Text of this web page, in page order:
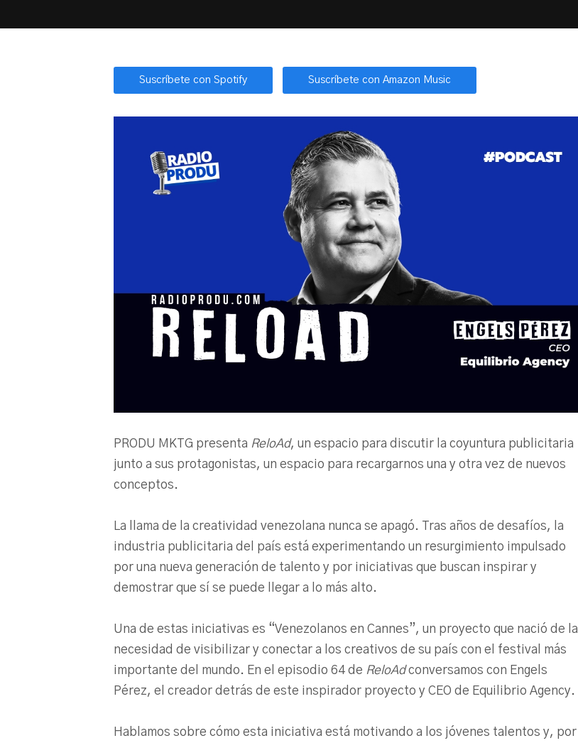
Suscríbete con Spotify Suscríbete con Amazon Music
PRODU MKTG presenta ReloAd, un espacio para discutir la coyuntura publicitaria
junto a sus protagonistas, un espacio para recargarnos una y otra vez de nuevos
conceptos.
La llama de la creatividad venezolana nunca se apagó. Tras años de desafíos, la
industria publicitaria del país está experimentando un resurgimiento impulsado
por una nueva generación de talento y por iniciativas que buscan inspirar y
demostrar que sí se puede llegar a lo más alto.
Una de estas iniciativas es “Venezolanos en Cannes”, un proyecto que nació de la
necesidad de visibilizar y conectar a los creativos de su país con el festival más
importante del mundo. En el episodio 64 de ReloAdconversamos con Engels
Pérez, el creador detrás de este inspirador proyecto y CEO de Equilibrio Agency.
Hablamos sobre cómo esta iniciativa está motivando a los jóvenes talentos y, por